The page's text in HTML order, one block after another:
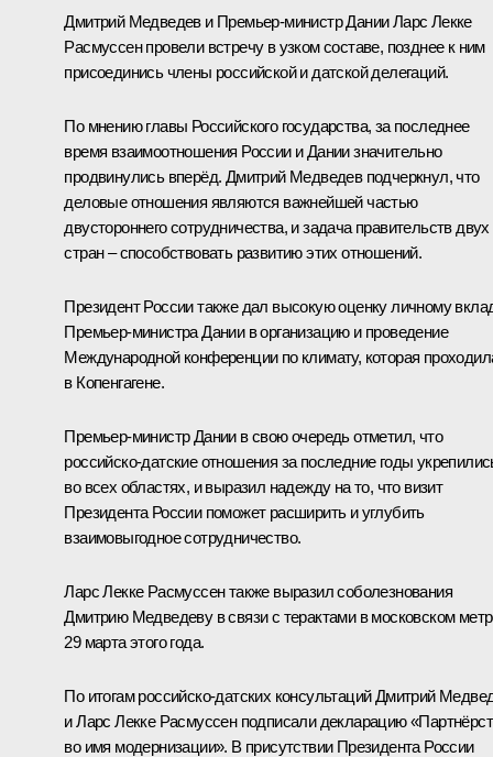
Дмитрий Медведев и Премьер-министр Дании Ларс Лекке
Расмуссен провели встречу в узком составе, позднее к ним
присоединись члены российской и датской делегаций.
По мнению главы Российского государства, за последнее
время взаимоотношения России и Дании значительно
продвинулись вперёд. Дмитрий Медведев подчеркнул, что
деловые отношения являются важнейшей частью
двустороннего сотрудничества, и задача правительств двух
стран – способствовать развитию этих отношений.
Президент России также дал высокую оценку личному
Премьер-министра Дании в организацию и проведение
Международной конференции по климату, которая
в Копенгагене.
Премьер-министр Дании в свою очередь отметил, что
российско-датские отношения за последние годы
во всех областях, и выразил надежду на то, что визит
Президента России поможет расширить и углубить
взаимовыгодное сотрудничество.
Ларс Лекке Расмуссен также выразил соболезнования
Дмитрию Медведеву в связи с терактами в московском
29 марта этого года.
По итогам российско-датских консультаций Дмитрий
и Ларс Лекке Расмуссен подписали декларацию
во имя модернизации». В присутствии Президента России